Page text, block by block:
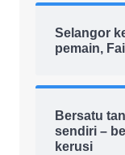
Selangor
pemain,
Bersatu
sendiri –
kerusi